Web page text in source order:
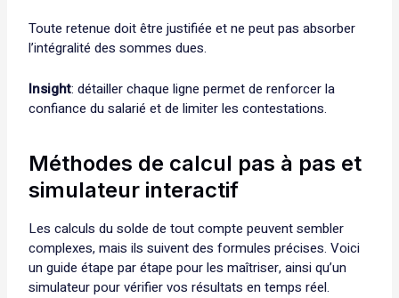
Toute retenue doit être justifiée et ne peut pas absorber
l’intégralité des sommes dues.
Insight: détailler chaque ligne permet de renforcer la
confiance du salarié et de limiter les contestations.
Méthodes de calcul pas à pas et
simulateur interactif
Les calculs du solde de tout compte peuvent sembler
complexes, mais ils suivent des formules précises. Voici
un guide étape par étape pour les maîtriser, ainsi qu’un
simulateur pour vérifier vos résultats en temps réel.